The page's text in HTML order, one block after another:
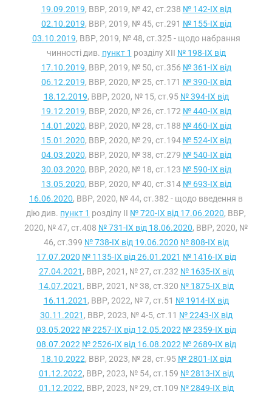
19.09.2019, ВВР, 2019, № 42, ст.238 № 142-IX від
02.10.2019, ВВР, 2019, № 45, ст.291 № 155-IX від
03.10.2019, ВВР, 2019, № 48, ст.325 - щодо набрання
чинності див. пункт 1 розділу XII № 198-IX від
17.10.2019, ВВР, 2019, № 50, ст.356 № 361-IX від
06.12.2019, ВВР, 2020, № 25, ст.171 № 390-IX від
18.12.2019, ВВР, 2020, № 15, ст.95 № 394-IX від
19.12.2019, ВВР, 2020, № 26, ст.172 № 440-IX від
14.01.2020, ВВР, 2020, № 28, ст.188 № 460-IX від
15.01.2020, ВВР, 2020, № 29, ст.194 № 524-IX від
04.03.2020, ВВР, 2020, № 38, ст.279 № 540-IX від
30.03.2020, ВВР, 2020, № 18, ст.123 № 590-IX від
13.05.2020, ВВР, 2020, № 40, ст.314 № 693-IX від
16.06.2020, ВВР, 2020, № 44, ст.382 - щодо введення в
дію див. пункт 1 розділу II № 720-IX від 17.06.2020, ВВР,
2020, № 47, ст.408 № 731-IX від 18.06.2020, ВВР, 2020, №
46, ст.399 № 738-IX від 19.06.2020 № 808-IX від
17.07.2020 № 1135-IX від 26.01.2021 № 1416-IX від
27.04.2021 , ВВР, 2021, № 27, ст.232 № 1635-IX від
14.07.2021 , ВВР, 2021, № 38, ст.320 № 1875-IX від
16.11.2021 , ВВР, 2022, № 7, ст.51 № 1914-IX від
30.11.2021 , ВВР, 2023, № 4-5, ст.11 № 2243-IX від
03.05.2022 № 2257-IX від 12.05.2022 № 2359-IX від
08.07.2022 № 2526-IX від 16.08.2022 № 2689-IX від
18.10.2022, ВВР, 2023, № 28, ст.95 № 2801-IX від
01.12.2022, ВВР, 2023, № 54, ст.159 № 2813-IX від
01.12.2022, ВВР, 2023, № 29, ст.109 № 2849-IX від